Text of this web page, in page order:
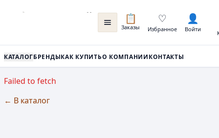
📋
Заказы
♡
Избранное
👤
Войти
КАТАЛОГБРЕНДЫКАК КУПИТЬО КОМПАНИИКОНТАКТЫ
Failed to fetch
← В каталог